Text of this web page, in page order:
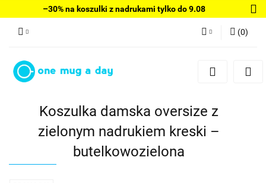
–30% na koszulki z nadrukami tylko do 9.08
(0)
Koszulka damska oversize z
zielonym nadrukiem kreski –
butelkowozielona